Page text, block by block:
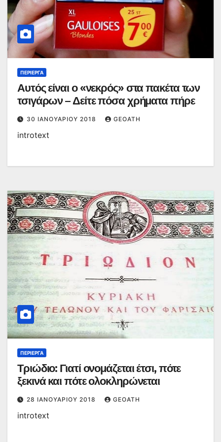
ΠΕΡΊΕΡΓΑ
Αυτός είναι ο «νεκρός» στα πακέτα των
τσιγάρων – Δείτε πόσα χρήματα πήρε
30 ΙΑΝΟΥΑΡΊΟΥ 2018 GEOATH
introtext
ΠΕΡΊΕΡΓΑ
Τριώδιο: Γιατί ονομάζεται έτσι, πότε
ξεκινά και πότε ολοκληρώνεται
28 ΙΑΝΟΥΑΡΊΟΥ 2018 GEOATH
introtext